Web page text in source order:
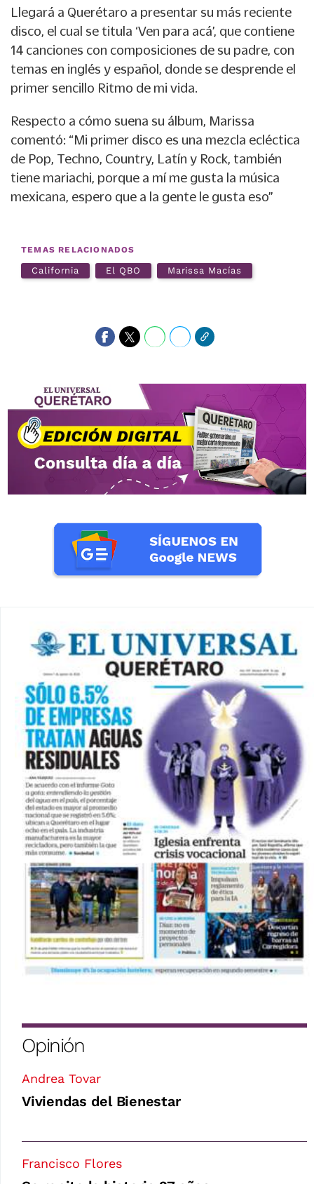
Llegará a Querétaro a presentar su más reciente
disco, el cual se titula ‘Ven para acá’, que contiene
14 canciones con composiciones de su padre, con
temas en inglés y español, donde se desprende el
primer sencillo Ritmo de mi vida.
Respecto a cómo suena su álbum, Marissa
comentó: “Mi primer disco es una mezcla ecléctica
de Pop, Techno, Country, Latín y Rock, también
tiene mariachi, porque a mí me gusta la música
mexicana, espero que a la gente le gusta eso”
TEMAS RELACIONADOS
California El QBO Marissa Macías
Opinión
Andrea Tovar
Viviendas del Bienestar
Francisco Flores